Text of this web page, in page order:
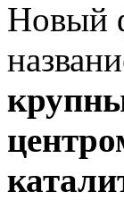
Новый